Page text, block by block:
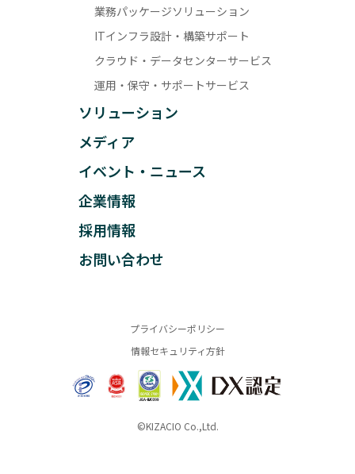
業務パッケージソリューション
ITインフラ設計・構築サポート
クラウド・データセンターサービス
運用・保守・サポートサービス
ソリューション
メディア
イベント・ニュース
企業情報
採用情報
お問い合わせ
©KIZACIO Co.,Ltd.
プライバシーポリシー
情報セキュリティ方針